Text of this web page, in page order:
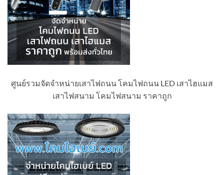
ศูนย์รวมจัดจำหน่ายเสาไฟถนน โคมไฟถนน LED เสาไฮแมส
เสาไฟสนาม โคมไฟสนาม ราคาถูก